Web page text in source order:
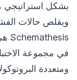
بشكل استراتيجي
ويقلص حالات
في مجموعة
ومتعددة